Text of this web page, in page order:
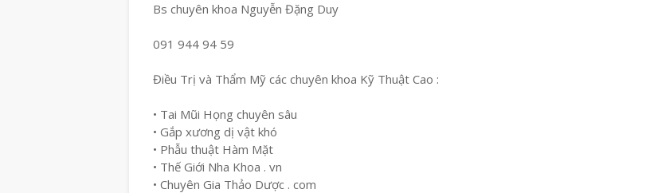
Bs chuyên khoa Nguyễn Đặng Duy
091 944 94 59
Điều Trị và Thẩm Mỹ các chuyên khoa Kỹ Thuật Cao :
• Tai Mũi Họng chuyên sâu
• Gắp xương dị vật khó
• Phẫu thuật Hàm Mặt
• Thế Giới Nha Khoa . vn
• Chuyên Gia Thảo Dược . com